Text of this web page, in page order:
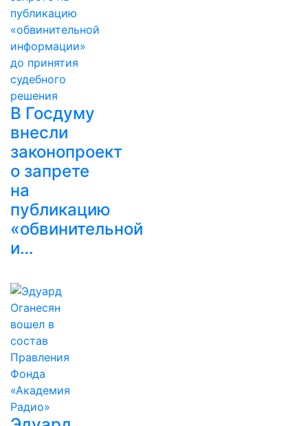
В Госдуму
внесли
законопроект
о запрете
на
публикацию
«обвинительной
и…